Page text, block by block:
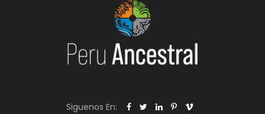
Siguenos En: